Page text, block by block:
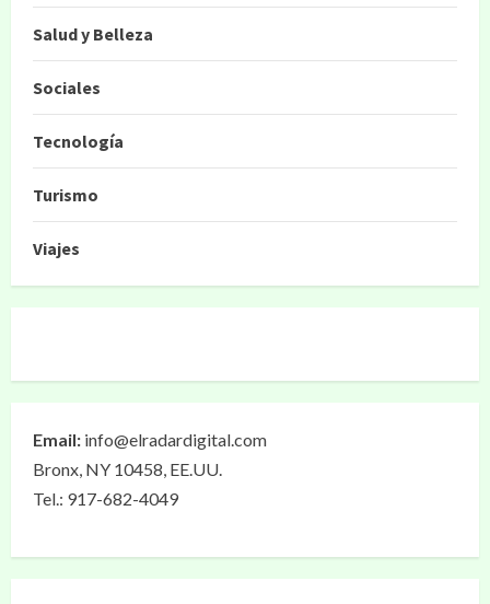
Salud y Belleza
Sociales
Tecnología
Turismo
Viajes
Email: info@elradardigital.com
Bronx, NY 10458, EE.UU.
Tel.: 917-682-4049